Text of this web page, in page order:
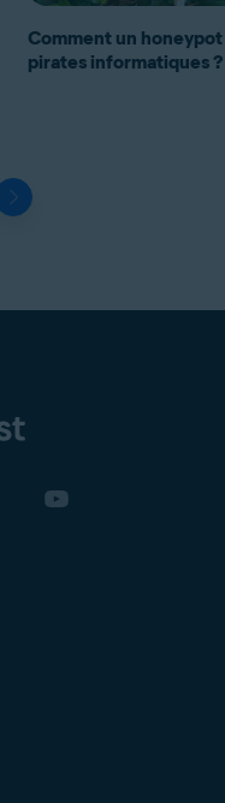
Comment un
pirates informatiques ?